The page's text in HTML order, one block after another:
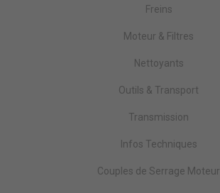
Freins
Moteur & Filtres
Nettoyants
Outils & Transport
Transmission
Infos Techniques
Couples de Serrage Moteur